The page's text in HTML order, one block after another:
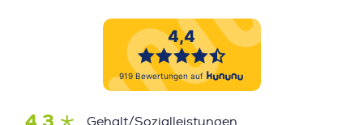
Gehalt/Sozialleistungen